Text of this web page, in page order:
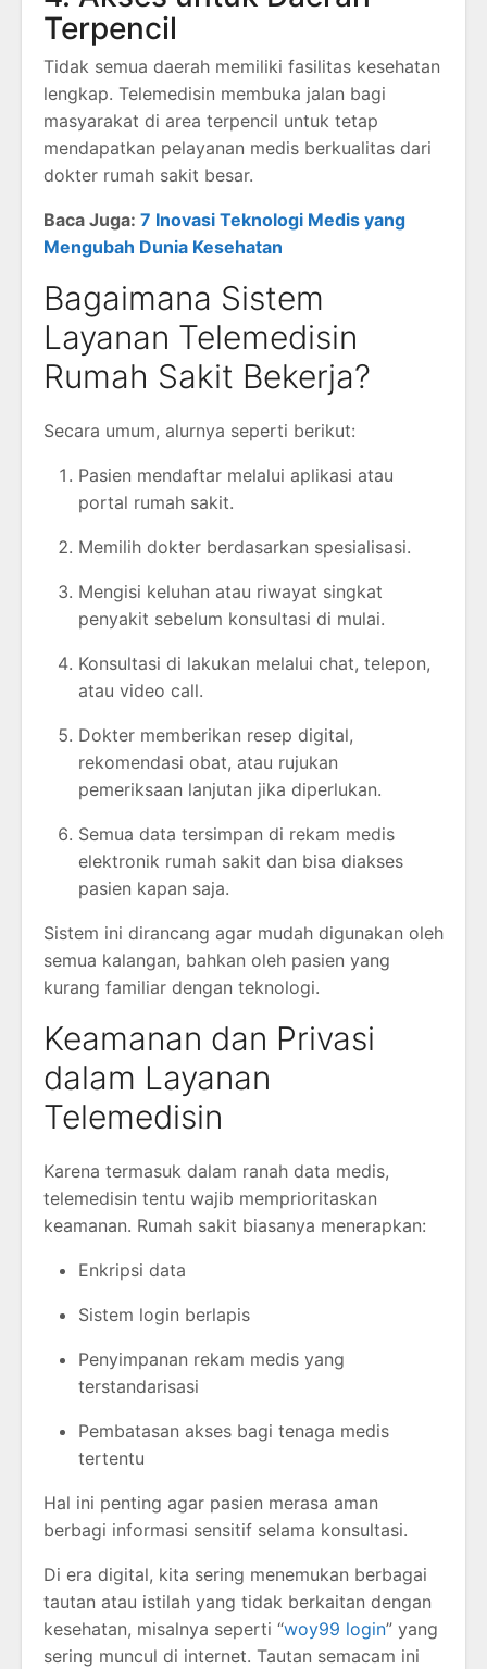
Terpencil
Tidak semua daerah memiliki fasilitas kesehatan
lengkap. Telemedisin membuka jalan bagi
masyarakat di area terpencil untuk tetap
mendapatkan pelayanan medis berkualitas dari
dokter rumah sakit besar.
Baca Juga: 7 Inovasi Teknologi Medis yang
Mengubah Dunia Kesehatan
Bagaimana Sistem
Layanan Telemedisin
Rumah Sakit Bekerja?
Secara umum, alurnya seperti berikut:
Pasien mendaftar melalui aplikasi atau
portal rumah sakit.
Memilih dokter berdasarkan spesialisasi.
Mengisi keluhan atau riwayat singkat
penyakit sebelum konsultasi di mulai.
Konsultasi di lakukan melalui chat, telepon,
atau video call.
Dokter memberikan resep digital,
rekomendasi obat, atau rujukan
pemeriksaan lanjutan jika diperlukan.
Semua data tersimpan di rekam medis
elektronik rumah sakit dan bisa diakses
pasien kapan saja.
Sistem ini dirancang agar mudah digunakan oleh
semua kalangan, bahkan oleh pasien yang
kurang familiar dengan teknologi.
Keamanan dan Privasi
dalam Layanan
Telemedisin
Karena termasuk dalam ranah data medis,
telemedisin tentu wajib memprioritaskan
keamanan. Rumah sakit biasanya menerapkan:
Enkripsi data
Sistem login berlapis
Penyimpanan rekam medis yang
terstandarisasi
Pembatasan akses bagi tenaga medis
tertentu
Hal ini penting agar pasien merasa aman
berbagi informasi sensitif selama konsultasi.
Di era digital, kita sering menemukan berbagai
tautan atau istilah yang tidak berkaitan dengan
kesehatan, misalnya seperti “woy99 login” yang
sering muncul di internet. Tautan semacam ini